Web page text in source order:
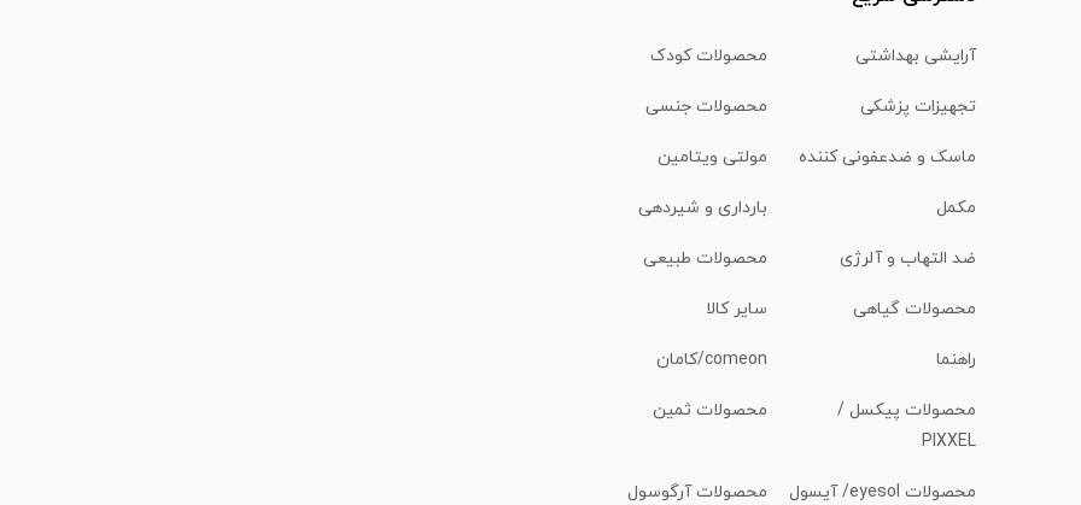
آرایشی بهداشتی محصولات کودک
تجهیزات پزشکی محصولات جنسی
ماسک و ضدعفونی کننده مولتی ویتامین
مکمل بارداری و شیردهی
ضد التهاب و آلرژی محصولات طبیعی
محصولات گیاهی سایر کالا
راهنما comeon/کامان
محصولات پیکسل /
PIXXEL
محصولات ثمین
محصولات eyesol/ آیسول محصولات آرگوسول